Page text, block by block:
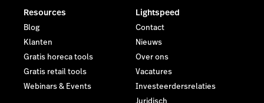
Resources
Blog
Klanten
Gratis horeca tools
Gratis retail tools
Webinars & Events
Lightspeed
Contact
Nieuws
Over ons
Vacatures
Investeerdersrelaties